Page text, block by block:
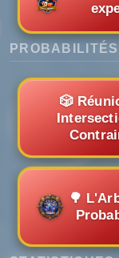
🎲
🌳